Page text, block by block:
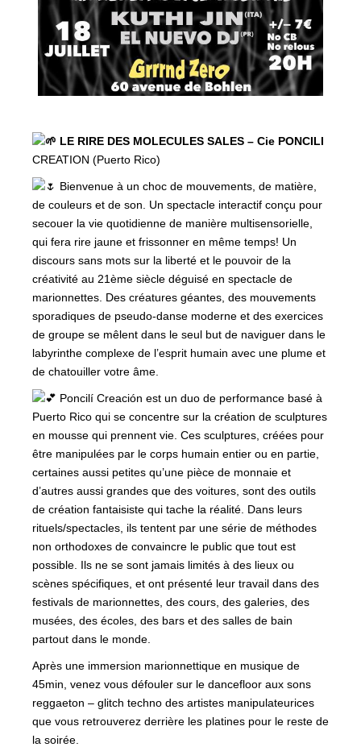
LE RIRE DES MOLECULES SALES – Cie PONCILI
CREATION (Puerto Rico)
Bienvenue à un choc de mouvements, de matière,
de couleurs et de son. Un spectacle interactif conçu pour
secouer la vie quotidienne de manière multisensorielle,
qui fera rire jaune et frissonner en même temps! Un
discours sans mots sur la liberté et le pouvoir de la
créativité au 21ème siècle déguisé en spectacle de
marionnettes. Des créatures géantes, des mouvements
sporadiques de pseudo-danse moderne et des exercices
de groupe se mêlent dans le seul but de naviguer dans le
labyrinthe complexe de l’esprit humain avec une plume et
de chatouiller votre âme.
Poncilí Creación est un duo de performance basé à
Puerto Rico qui se concentre sur la création de sculptures
en mousse qui prennent vie. Ces sculptures, créées pour
être manipulées par le corps humain entier ou en partie,
certaines aussi petites qu’une pièce de monnaie et
d’autres aussi grandes que des voitures, sont des outils
de création fantaisiste qui tache la réalité. Dans leurs
rituels/spectacles, ils tentent par une série de méthodes
non orthodoxes de convaincre le public que tout est
possible. Ils ne se sont jamais limités à des lieux ou
scènes spécifiques, et ont présenté leur travail dans des
festivals de marionnettes, des cours, des galeries, des
musées, des écoles, des bars et des salles de bain
partout dans le monde.
Après une immersion marionnettique en musique de
45min, venez vous défouler sur le dancefloor aux sons
reggaeton – glitch techno des artistes manipulateurices
que vous retrouverez derrière les platines pour le reste de
la soirée.